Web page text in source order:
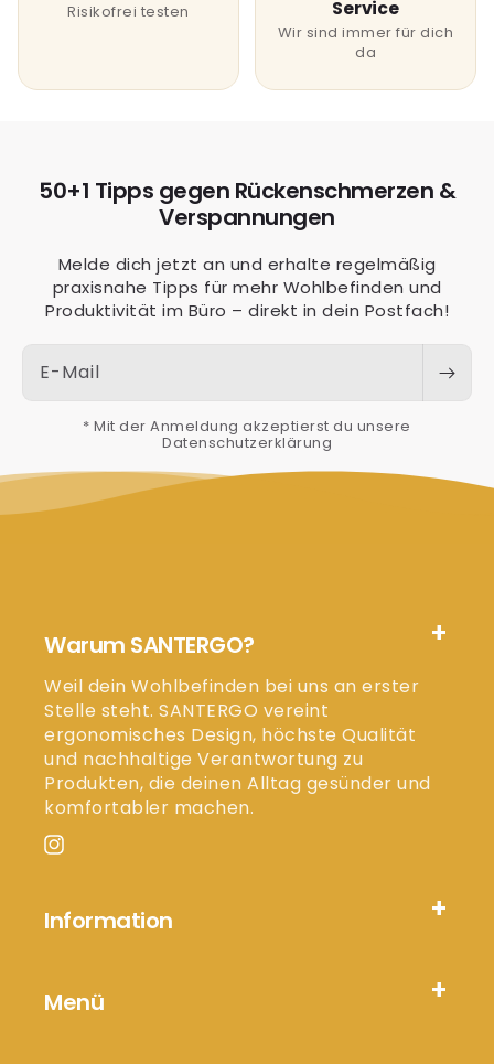
Wir sind immer für dich
da
Verspannungen
praxisnahe Tipps für mehr Wohlbefinden und
Produktivität im Büro – direkt in dein Postfach!
Datenschutzerklärung
Stelle steht. SANTERGO vereint
ergonomisches Design, höchste Qualität
und nachhaltige Verantwortung zu
Produkten, die deinen Alltag gesünder und
komfortabler machen.
Instagram